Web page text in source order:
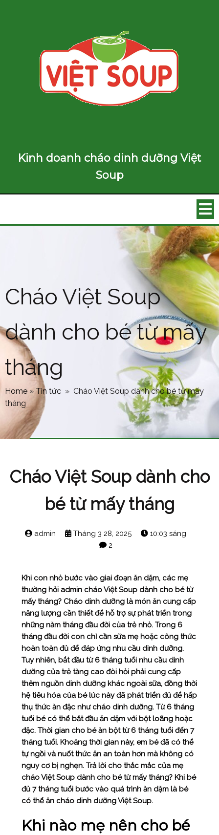
Kinh doanh cháo dinh dưỡng Việt
Soup
Cháo Việt Soup
dành cho bé từ mấy
tháng
Home »Tin tức » Cháo Việt Soup dành cho bé từ mấy
tháng
Cháo Việt Soup dành cho
bé từ mấy tháng
admin Tháng 3 28, 2025
10:03 sáng
2
Khi con nhỏ bước vào giai đoạn ăn dặm, các mẹ
thường hỏi admin cháo Việt Soup dành cho bé từ
mấy tháng? Cháo dinh dưỡng là món ăn cung cấp
năng lượng cần thiết để hỗ trợ sự phát triển trong
những năm tháng đầu đời của trẻ nhỏ. Trong 6
tháng đầu đời con chỉ cần sữa mẹ hoặc công thức
hoàn toàn đủ để đáp ứng nhu cầu dinh dưỡng.
Tuy nhiên, bắt đầu từ 6 tháng tuổi nhu cầu dinh
dưỡng của trẻ tăng cao đòi hỏi phải cung cấp
thêm nguồn dinh dưỡng khác ngoài sữa, đồng thời
hệ tiêu hóa của bé lúc này đã phát triển đủ để hấp
thụ thức ăn đặc như cháo dinh dưỡng. Từ 6 tháng
tuổi bé có thể bắt đầu ăn dặm với bột loãng hoặc
đặc. Thời gian cho bé ăn bột từ 6 tháng tuổi đến 7
tháng tuổi. Khoảng thời gian này, em bé đã có thể
tự ngồi và nuốt thức ăn an toàn hơn mà không có
nguy cơ bị nghẹn. Trả lời cho thắc mắc của mẹ
cháo Việt Soup dành cho bé từ mấy tháng? Khi bé
đủ 7 tháng tuổi bước vào quá trình ăn dặm là bé
có thể ăn cháo dinh dưỡng Việt Soup.
Khi nào mẹ nên cho bé